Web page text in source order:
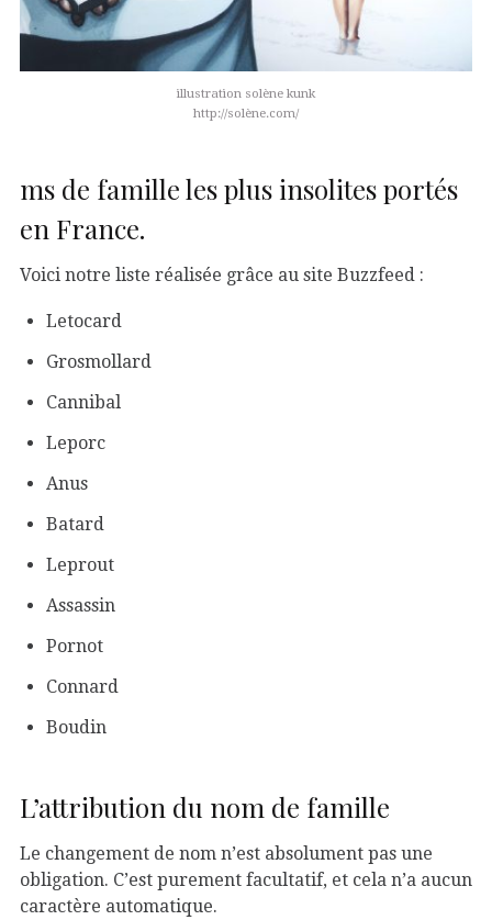
illustration solène kunk
http://solène.com/
ms de famille les plus insolites portés
en France.
Voici notre liste réalisée grâce au site Buzzfeed :
Letocard
Grosmollard
Cannibal
Leporc
Anus
Batard
Leprout
Assassin
Pornot
Connard
Boudin
L’attribution du nom de famille
Le changement de nom n’est absolument pas une
obligation. C’est purement facultatif, et cela n’a aucun
caractère automatique.